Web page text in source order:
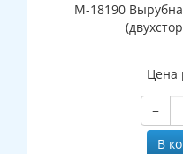
М-18190
Цена
−
В